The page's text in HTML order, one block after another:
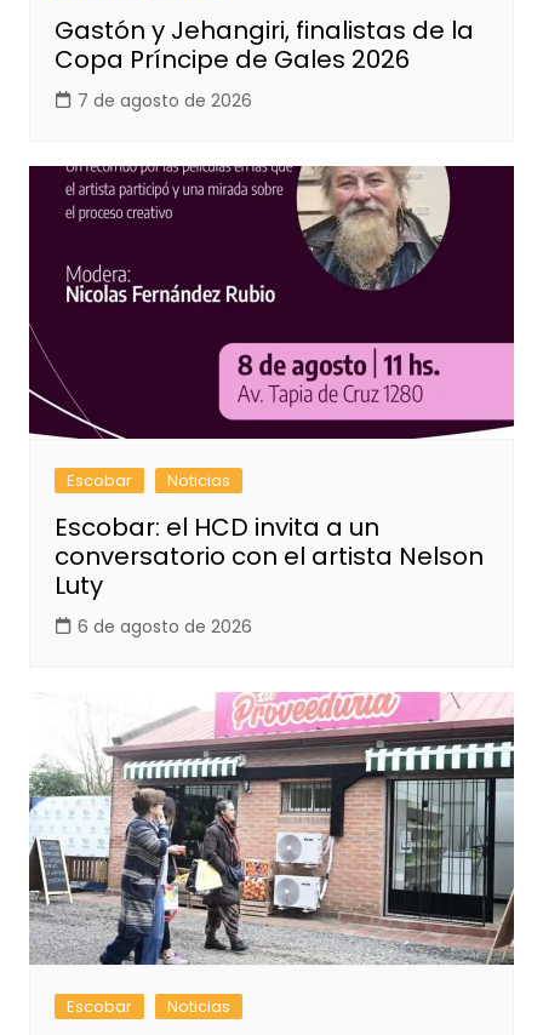
Gastón y Jehangiri, finalistas de la
Copa Príncipe de Gales 2026
7 de agosto de 2026
Escobar Noticias
Escobar: el HCD invita a un
conversatorio con el artista Nelson
Luty
6 de agosto de 2026
Escobar Noticias